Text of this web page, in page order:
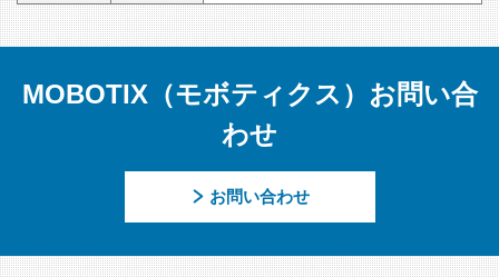
MOBOTIX（モボティクス）お問い合
わせ
お問い合わせ